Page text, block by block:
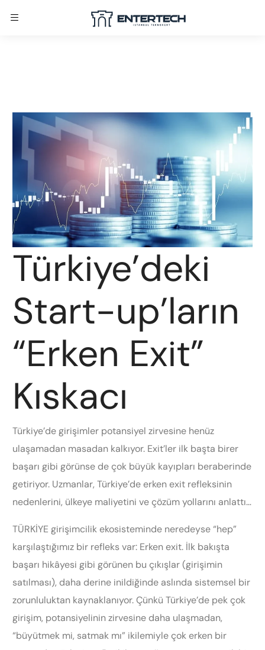
Türkiye’deki
Start-up’ların
“Erken Exit”
Kıskacı
Türkiye’de girişimler potansiyel zirvesine henüz
ulaşamadan masadan kalkıyor. Exit’ler ilk başta birer
başarı gibi görünse de çok büyük kayıpları beraberinde
getiriyor. Uzmanlar, Türkiye’de erken exit refleksinin
nedenlerini, ülkeye maliyetini ve çözüm yollarını anlattı…
TÜRKİYE girişimcilik ekosisteminde neredeyse “hep”
karşılaştığımız bir refleks var: Erken exit. İlk bakışta
başarı hikâyesi gibi görünen bu çıkışlar (girişimin
satılması), daha derine inildiğinde aslında sistemsel bir
zorunluluktan kaynaklanıyor. Çünkü Türkiye’de pek çok
girişim, potansiyelinin zirvesine daha ulaşmadan,
“büyütmek mi, satmak mı” ikilemiyle çok erken bir